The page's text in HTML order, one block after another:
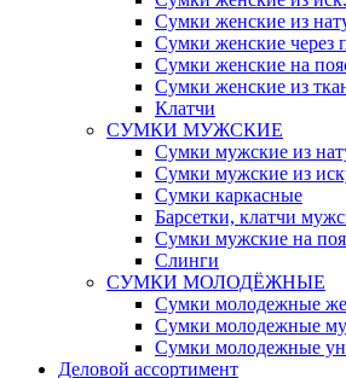
Сумки женские из
Сумки женские через
Сумки женские на
Сумки женские из
Клатчи
СУМКИ МУЖСКИЕ
Сумки мужские из
Сумки мужские из
Сумки каркасные
Барсетки, клатчи
Сумки мужские на
Слинги
СУМКИ МОЛОДЁЖНЫЕ
Сумки молодежные
Сумки молодежные
Сумки молодежные
Деловой ассортимент